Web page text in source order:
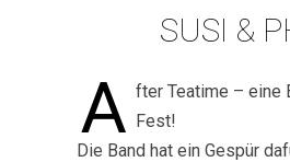
SUSI &
A fter Teatime – eine
Fest!
Die Band hat ein Gespür